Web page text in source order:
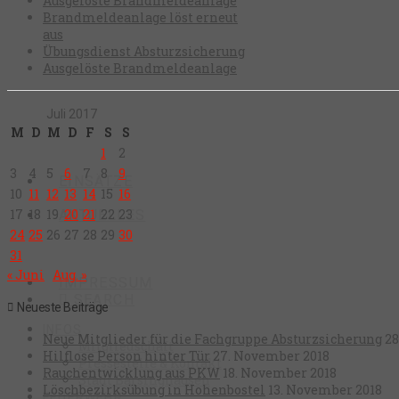
EINSÄTZE
AKTUELLES
IMPRESSUM
SEARCH
Mitgliedschaft
Pressestelle & Kontakt
Stadt Barsinghausen
Brandmeldeanlage löst erneut
aus
Übungsdienst Absturzsicherung
Ausgelöste Brandmeldeanlage
Juli 2017
M D M D F S
S
1
2
3
4 5 6 7 8
9
10 11 12 13 14 15 16
17 18 19 20 21 22 23
24 25 26 27 28 29 30
31
« Juni Aug. »
Neueste Beiträge
Neue Mitglieder für die Fachgruppe Absturzsicherung
Hilflose Person hinter Tür 27. November 2018
Rauchentwicklung aus PKW 18. November 2018
Löschbezirksübung in Hohenbostel 13. November 2018